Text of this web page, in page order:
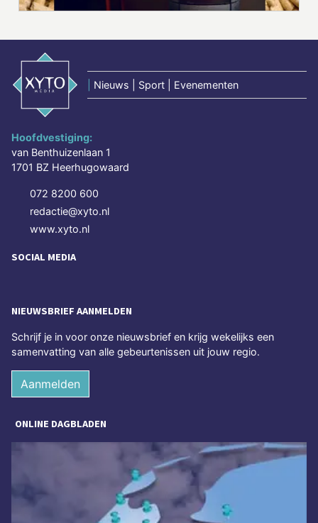
Nieuws | Sport | Evenementen
Hoofdvestiging:
van Benthuizenlaan 1
1701 BZ Heerhugowaard
072 8200 600
redactie@xyto.nl
www.xyto.nl
SOCIAL MEDIA
NIEUWSBRIEF AANMELDEN
Schrijf je in voor onze nieuwsbrief en krijg wekelijks een
samenvatting van alle gebeurtenissen uit jouw regio.
Aanmelden
ONLINE DAGBLADEN